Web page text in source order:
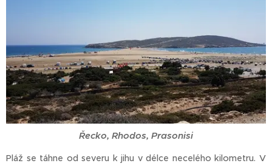
Řecko, Rhodos, Prasonisi
Pláž se táhne od severu k jihu v délce necelého kilometru. V